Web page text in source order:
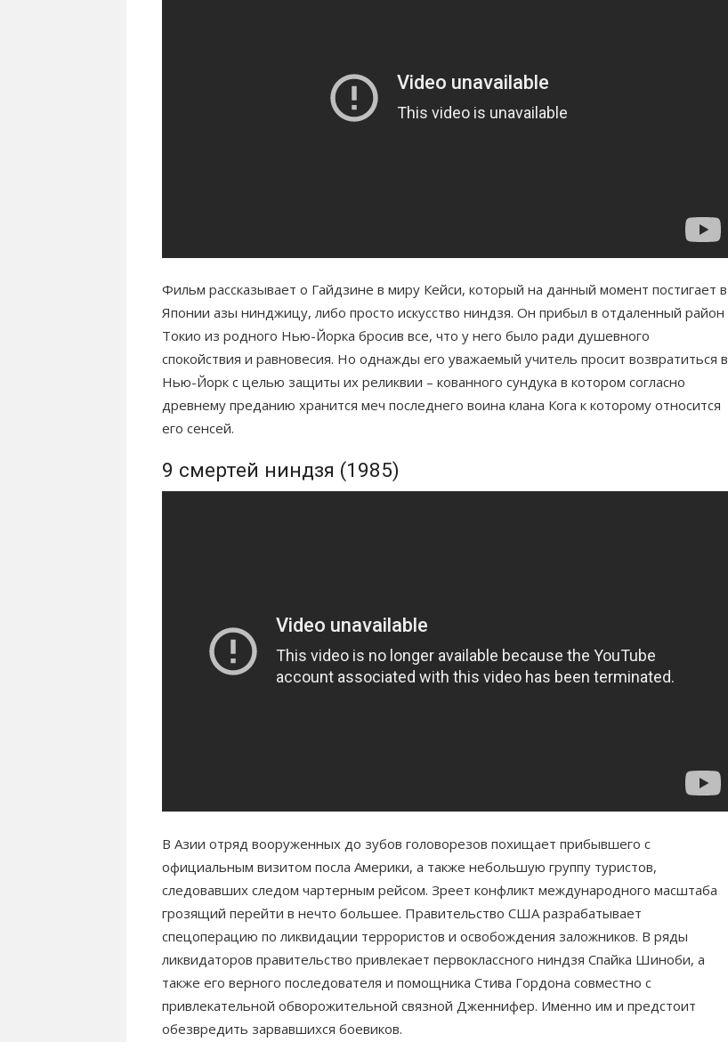
Фильм рассказывает о Гайдзине в миру Кейси, который на данный момент постигает в
Японии азы нинджицу, либо просто искусство ниндзя. Он прибыл в отдаленный район
Токио из родного Нью-Йорка бросив все, что у него было ради душевного
спокойствия и равновесия. Но однажды его уважаемый учитель просит возвратиться в
Нью-Йорк с целью защиты их реликвии – кованного сундука в котором согласно
древнему преданию хранится меч последнего воина клана Кога к которому относится
его сенсей.
9 смертей ниндзя (1985)
В Азии отряд вооруженных до зубов головорезов похищает прибывшего с
официальным визитом посла Америки, а также небольшую группу туристов,
следовавших следом чартерным рейсом. Зреет конфликт международного масштаба
грозящий перейти в нечто большее. Правительство США разрабатывает
спецоперацию по ликвидации террористов и освобождения заложников. В ряды
ликвидаторов правительство привлекает первоклассного ниндзя Спайка Шиноби, а
также его верного последователя и помощника Стива Гордона совместно с
привлекательной обворожительной связной Дженнифер. Именно им и предстоит
обезвредить зарвавшихся боевиков.